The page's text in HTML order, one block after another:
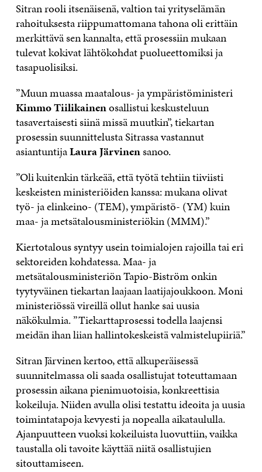
Sitran rooli itsenäisenä, valtion tai yrityselämän
rahoituksesta riippumattomana tahona oli erittäin
merkittävä sen kannalta, että prosessiin mukaan
tulevat kokivat lähtökohdat puolueettomiksi ja
tasapuolisiksi.
”Muun muassa maatalous- ja ympäristöministeri
Kimmo Tiilikainenosallistui keskusteluun
tasavertaisesti siinä missä muutkin”, tiekartan
prosessin suunnittelusta Sitrassa vastannut
asiantuntijaLaura Järvinensanoo.
”Oli kuitenkin tärkeää, että työtä tehtiin tiiviisti
keskeisten ministeriöiden kanssa: mukana olivat
työ- ja elinkeino- (TEM), ympäristö- (YM) kuin
maa- ja metsätalousministeriökin (MMM).”
Kiertotalous syntyy usein toimialojen rajoilla tai eri
sektoreiden kohdatessa. Maa- ja
metsätalousministeriön Tapio-Biström onkin
tyytyväinen tiekartan laajaan laatijajoukkoon. Moni
ministeriössä vireillä ollut hanke sai uusia
näkökulmia. ”Tiekarttaprosessi todella laajensi
meidän ihan liian hallintokeskeistä valmistelupiiriä.”
Sitran Järvinen kertoo, että alkuperäisessä
suunnitelmassa oli saada osallistujat toteuttamaan
prosessin aikana pienimuotoisia, konkreettisia
kokeiluja. Niiden avulla olisi testattu ideoita ja uusia
toimintatapoja kevyesti ja nopealla aikataululla.
Ajanpuutteen vuoksi kokeiluista luovuttiin, vaikka
taustalla oli tavoite käyttää niitä osallistujien
sitouttamiseen.